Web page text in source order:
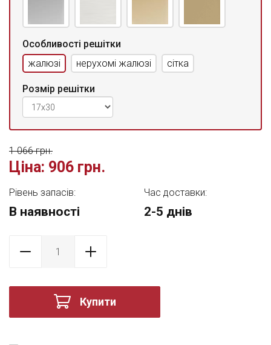
Особливості решітки
жалюзі
нерухомі жалюзі сітка
Розмір решітки
Ціна: 906 грн.
1 066 грн.
Рівень запасів:
В наявності
Час доставки:
2-5 днів
Купити